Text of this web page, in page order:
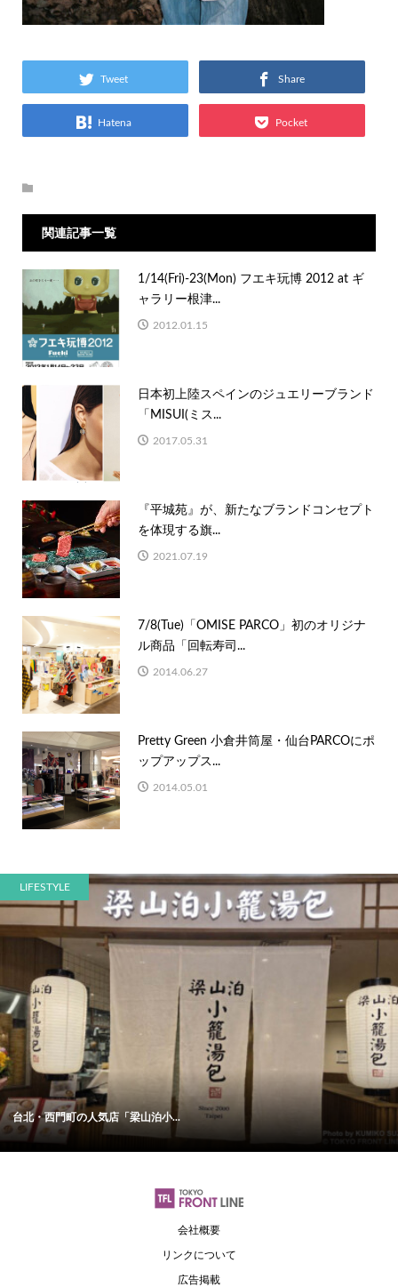
Tweet Share
Hatena Pocket
関連記事一覧
1/14(Fri)-23(Mon) フエキ玩博 2012 at ギ
ャラリー根津...
2012.01.15
日本初上陸スペインのジュエリーブランド
「MISUI(ミス...
2017.05.31
『平城苑』が、新たなブランドコンセプト
を体現する旗...
2021.07.19
7/8(Tue)「OMISE PARCO」初のオリジナ
ル商品「回転寿司...
2014.06.27
Pretty Green 小倉井筒屋・仙台PARCOにポ
ップアップス...
2014.05.01
LIFESTYLE
台北・西門町の人気店「梁山泊小...
会社概要
リンクについて
広告掲載